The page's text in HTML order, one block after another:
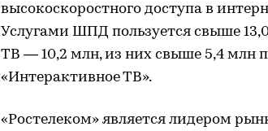
высокоскоростного доступа в
Услугами ШПД пользуется свыше
ТВ — 10,2 млн, из них свыше 5,4 млн
«Интерактивное ТВ».
«Ростелеком» является лидером